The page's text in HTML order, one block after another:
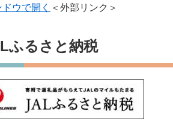
ウで開く ＜外部リンク＞
ふるさと納税